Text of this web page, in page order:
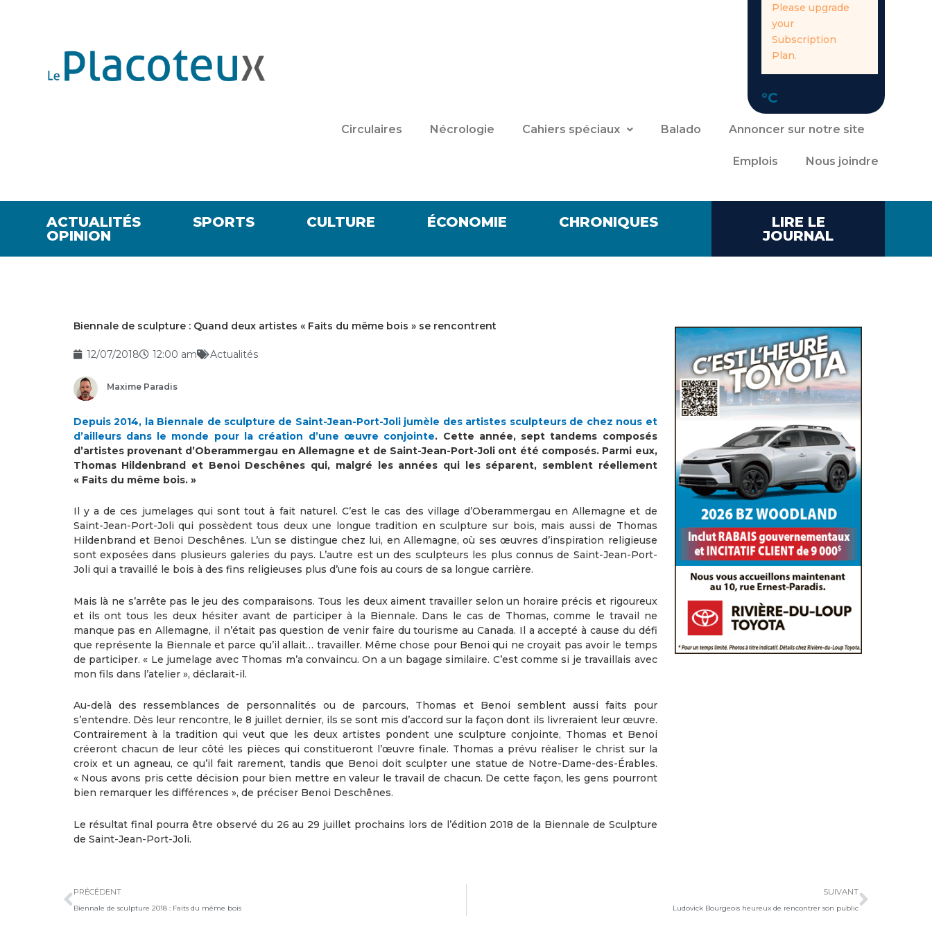
Please upgrade
your
Subscription
Plan.
°C
Circulaires Nécrologie Cahiers spéciaux Balado Annoncer sur notre site
Emplois Nous joindre
ACTUALITÉS SPORTS CULTURE ÉCONOMIE
CHRONIQUES
OPINION
LIRE LE
JOURNAL
Biennale de sculpture : Quand deux artistes « Faits du même bois » se rencontrent
12/07/2018 12:00 am Actualités
Maxime Paradis
Depuis 2014, la Biennale de sculpture de Saint-Jean-Port-Joli jumèle des artistes sculpteurs de chez nous et
d’ailleurs dans le monde pour la création d’une œuvre conjointe. Cette année, sept tandems composés
d’artistes provenant d’Oberammergau en Allemagne et de Saint-Jean-Port-Joli ont été composés. Parmi eux,
Thomas Hildenbrand et Benoi Deschênes qui, malgré les années qui les séparent, semblent réellement
« Faits du même bois. »
Il y a de ces jumelages qui sont tout à fait naturel. C’est le cas des village d’Oberammergau en Allemagne et de
Saint-Jean-Port-Joli qui possèdent tous deux une longue tradition en sculpture sur bois, mais aussi de Thomas
Hildenbrand et Benoi Deschênes. L’un se distingue chez lui, en Allemagne, où ses œuvres d’inspiration religieuse
sont exposées dans plusieurs galeries du pays. L’autre est un des sculpteurs les plus connus de Saint-Jean-Port-
Joli qui a travaillé le bois à des fins religieuses plus d’une fois au cours de sa longue carrière.
Mais là ne s’arrête pas le jeu des comparaisons. Tous les deux aiment travailler selon un horaire précis et rigoureux
et ils ont tous les deux hésiter avant de participer à la Biennale. Dans le cas de Thomas, comme le travail ne
manque pas en Allemagne, il n’était pas question de venir faire du tourisme au Canada. Il a accepté à cause du défi
que représente la Biennale et parce qu’il allait… travailler. Même chose pour Benoi qui ne croyait pas avoir le temps
de participer. « Le jumelage avec Thomas m’a convaincu. On a un bagage similaire. C’est comme si je travaillais avec
mon fils dans l’atelier », déclarait-il.
Au-delà des ressemblances de personnalités ou de parcours, Thomas et Benoi semblent aussi faits pour
s’entendre. Dès leur rencontre, le 8 juillet dernier, ils se sont mis d’accord sur la façon dont ils livreraient leur œuvre.
Contrairement à la tradition qui veut que les deux artistes pondent une sculpture conjointe, Thomas et Benoi
créeront chacun de leur côté les pièces qui constitueront l’œuvre finale. Thomas a prévu réaliser le christ sur la
croix et un agneau, ce qu’il fait rarement, tandis que Benoi doit sculpter une statue de Notre-Dame-des-Érables.
« Nous avons pris cette décision pour bien mettre en valeur le travail de chacun. De cette façon, les gens pourront
bien remarquer les différences », de préciser Benoi Deschênes.
Le résultat final pourra être observé du 26 au 29 juillet prochains lors de l’édition 2018 de la Biennale de Sculpture
de Saint-Jean-Port-Joli.
PRÉCÉDENT
Biennale de sculpture 2018 : Faits du même bois
SUIVANT
Ludovick Bourgeois heureux de rencontrer son public